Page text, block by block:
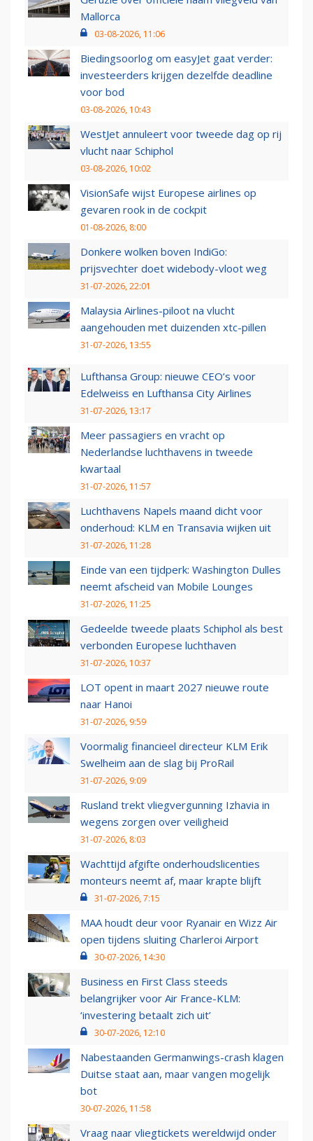
Mallorca
03-08-2026, 11:06
Biedingsoorlog om easyJet gaat verder:
investeerders krijgen dezelfde deadline
voor bod
03-08-2026, 10:43
WestJet annuleert voor tweede dag op rij
vlucht naar Schiphol
03-08-2026, 10:02
VisionSafe wijst Europese airlines op
gevaren rook in de cockpit
01-08-2026, 8:00
Donkere wolken boven IndiGo:
prijsvechter doet widebody-vloot weg
31-07-2026, 22:01
Malaysia Airlines-piloot na vlucht
aangehouden met duizenden xtc-pillen
31-07-2026, 13:55
Lufthansa Group: nieuwe CEO’s voor
Edelweiss en Lufthansa City Airlines
31-07-2026, 13:17
Meer passagiers en vracht op
Nederlandse luchthavens in tweede
kwartaal
31-07-2026, 11:57
Luchthavens Napels maand dicht voor
onderhoud: KLM en Transavia wijken uit
31-07-2026, 11:28
Einde van een tijdperk: Washington Dulles
neemt afscheid van Mobile Lounges
31-07-2026, 11:25
Gedeelde tweede plaats Schiphol als best
verbonden Europese luchthaven
31-07-2026, 10:37
LOT opent in maart 2027 nieuwe route
naar Hanoi
31-07-2026, 9:59
Voormalig financieel directeur KLM Erik
Swelheim aan de slag bij ProRail
31-07-2026, 9:09
Rusland trekt vliegvergunning Izhavia in
wegens zorgen over veiligheid
31-07-2026, 8:03
Wachttijd afgifte onderhoudslicenties
monteurs neemt af, maar krapte blijft
31-07-2026, 7:15
MAA houdt deur voor Ryanair en Wizz Air
open tijdens sluiting Charleroi Airport
30-07-2026, 14:30
Business en First Class steeds
belangrijker voor Air France-KLM:
‘investering betaalt zich uit’
30-07-2026, 12:10
Nabestaanden Germanwings-crash klagen
Duitse staat aan, maar vangen mogelijk
bot
30-07-2026, 11:58
Vraag naar vliegtickets wereldwijd onder